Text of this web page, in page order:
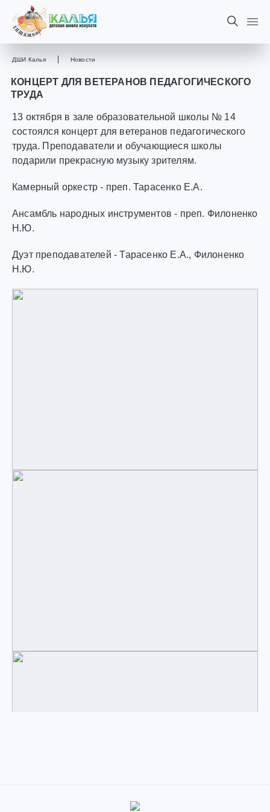
ДШИ Калья Новости
КОНЦЕРТ ДЛЯ ВЕТЕРАНОВ ПЕДАГОГИЧЕСКОГО
ТРУДА
13 октября в зале образовательной школы № 14
состоялся концерт для ветеранов педагогического
труда. Преподаватели и обучающиеся школы
подарили прекрасную музыку зрителям.
Камерный оркестр - преп. Тарасенко Е.А.
Ансамбль народных инструментов - преп. Филоненко
Н.Ю.
Дуэт преподавателей - Тарасенко Е.А., Филоненко
Н.Ю.